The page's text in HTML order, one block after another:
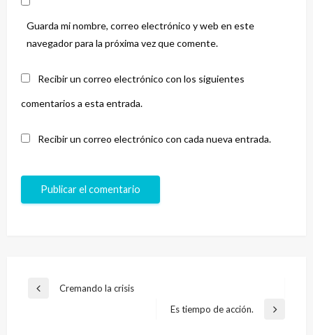
Guarda mi nombre, correo electrónico y web en este
navegador para la próxima vez que comente.
Recibir un correo electrónico con los siguientes
comentarios a esta entrada.
Recibir un correo electrónico con cada nueva entrada.
Navegación
Entrada
Cremando la crisis
Entrada
Es tiempo de acción.